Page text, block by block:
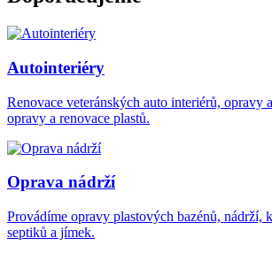
Autointeriéry
Renovace veteránských auto interiérů, opravy
opravy a renovace plastů.
Oprava nádrží
Provádíme opravy plastových bazénů, nádrží,
septiků a jímek.